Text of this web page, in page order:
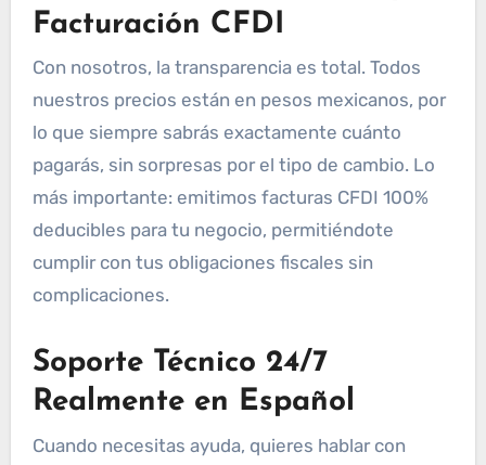
Facturación CFDI
Con nosotros, la transparencia es total. Todos
nuestros precios están en pesos mexicanos, por
lo que siempre sabrás exactamente cuánto
pagarás, sin sorpresas por el tipo de cambio. Lo
más importante: emitimos facturas CFDI 100%
deducibles para tu negocio, permitiéndote
cumplir con tus obligaciones fiscales sin
complicaciones.
Soporte Técnico 24/7
Realmente en Español
Cuando necesitas ayuda, quieres hablar con